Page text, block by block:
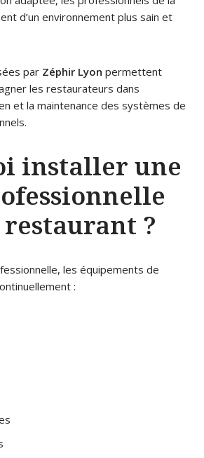
d’un environnement plus sain et
par Zéphir Lyon permettent
les restaurateurs dans
et la maintenance des systèmes de
installer une
?
les équipements de
: